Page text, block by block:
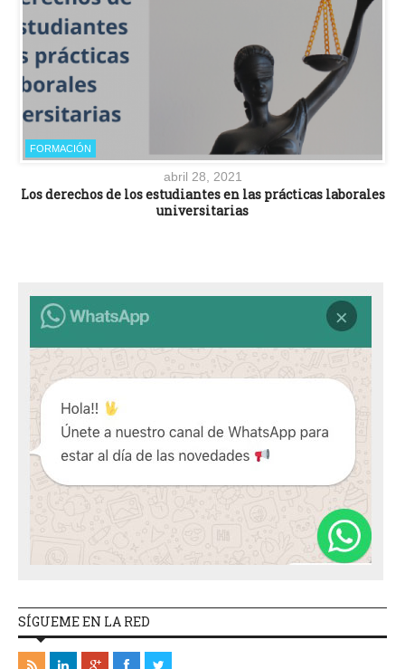
FORMACIÓN
abril 28, 2021
Los derechos de los estudiantes en las prácticas laborales
universitarias
SÍGUEME EN LA RED